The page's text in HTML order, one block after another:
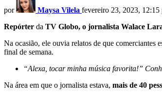
por Maysa Vilela fevereiro 23, 2023, 12:15
Repórter da TV Globo, o jornalista Walace
Na ocasião, ele ouvia relatos de que comerciantes
final de semana.
“Alexa, tocar minha música favorita!”
Na área em que o jornalista estava, mais de 40